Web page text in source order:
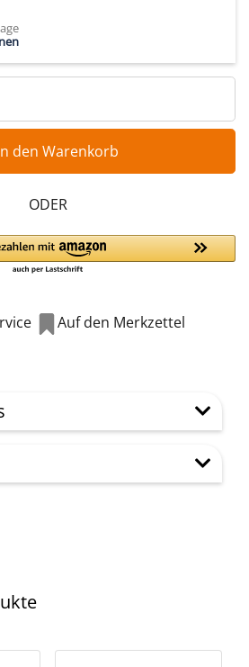
den Warenkorb
ODER
Auf den Merkzettel